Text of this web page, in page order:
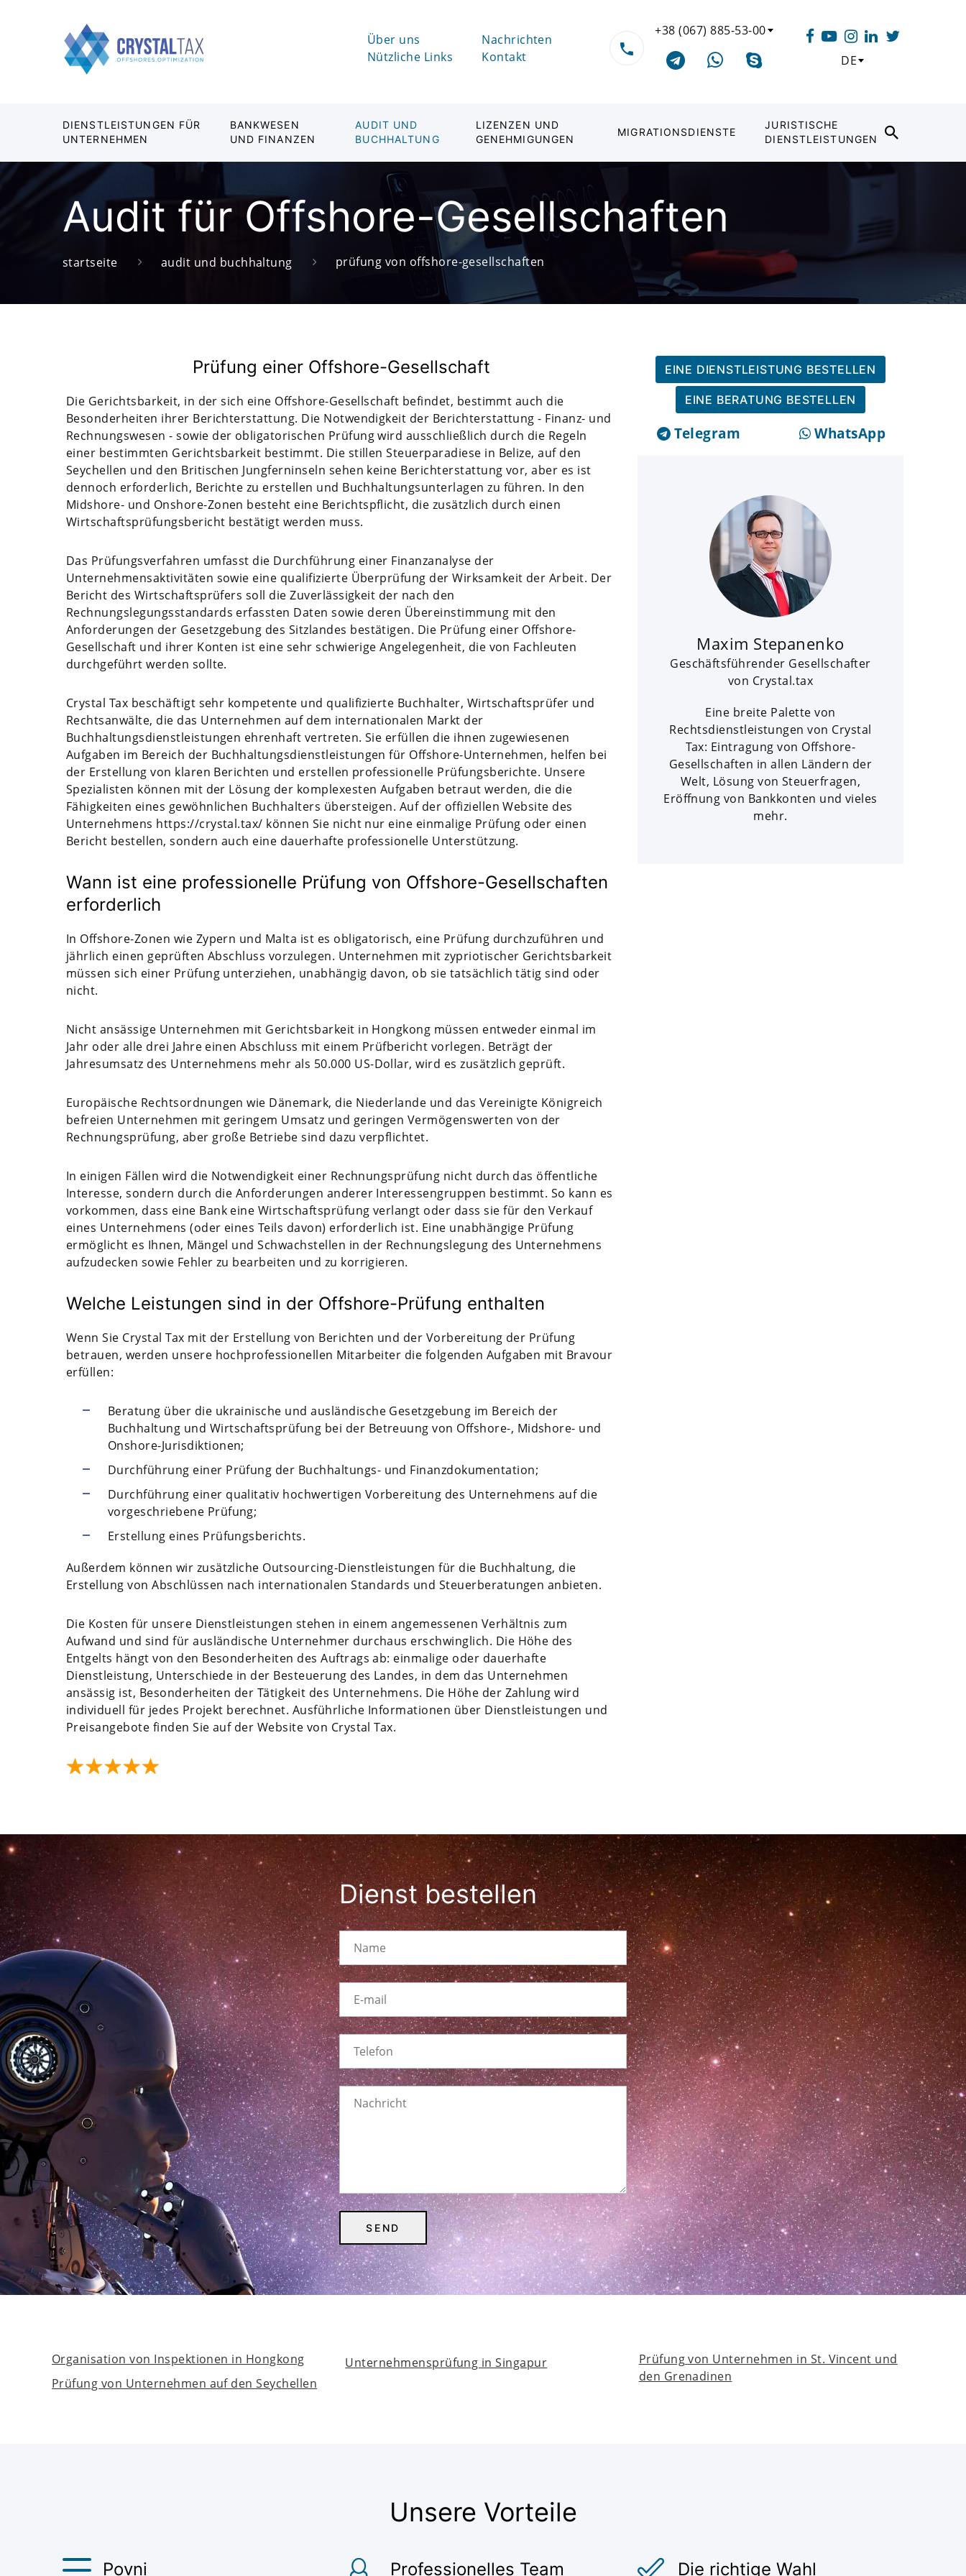
Über uns
Nützliche Links
Nachrichten
Kontakt
+38 (067) 885-53-00
DE
DIENSTLEISTUNGEN FÜR
UNTERNEHMEN
BANKWESEN
UND FINANZEN
AUDIT UND
BUCHHALTUNG
LIZENZEN UND
GENEHMIGUNGEN
MIGRATIONSDIENSTE
JURISTISCHE
DIENSTLEISTUNGEN
Audit für Offshore-Gesellschaften
startseite audit und buchhaltung prüfung von offshore-gesellschaften
Prüfung einer Offshore-Gesellschaft
Die Gerichtsbarkeit, in der sich eine Offshore-Gesellschaft befindet, bestimmt auch die
Besonderheiten ihrer Berichterstattung. Die Notwendigkeit der Berichterstattung - Finanz- und
Rechnungswesen - sowie der obligatorischen Prüfung wird ausschließlich durch die Regeln
einer bestimmten Gerichtsbarkeit bestimmt. Die stillen Steuerparadiese in Belize, auf den
Seychellen und den Britischen Jungferninseln sehen keine Berichterstattung vor, aber es ist
dennoch erforderlich, Berichte zu erstellen und Buchhaltungsunterlagen zu führen. In den
Midshore- und Onshore-Zonen besteht eine Berichtspflicht, die zusätzlich durch einen
Wirtschaftsprüfungsbericht bestätigt werden muss.
Das Prüfungsverfahren umfasst die Durchführung einer Finanzanalyse der
Unternehmensaktivitäten sowie eine qualifizierte Überprüfung der Wirksamkeit der Arbeit. Der
Bericht des Wirtschaftsprüfers soll die Zuverlässigkeit der nach den
Rechnungslegungsstandards erfassten Daten sowie deren Übereinstimmung mit den
Anforderungen der Gesetzgebung des Sitzlandes bestätigen. Die Prüfung einer Offshore-
Gesellschaft und ihrer Konten ist eine sehr schwierige Angelegenheit, die von Fachleuten
durchgeführt werden sollte.
Crystal Tax beschäftigt sehr kompetente und qualifizierte Buchhalter, Wirtschaftsprüfer und
Rechtsanwälte, die das Unternehmen auf dem internationalen Markt der
Buchhaltungsdienstleistungen ehrenhaft vertreten. Sie erfüllen die ihnen zugewiesenen
Aufgaben im Bereich der Buchhaltungsdienstleistungen für Offshore-Unternehmen, helfen bei
der Erstellung von klaren Berichten und erstellen professionelle Prüfungsberichte. Unsere
Spezialisten können mit der Lösung der komplexesten Aufgaben betraut werden, die die
Fähigkeiten eines gewöhnlichen Buchhalters übersteigen. Auf der offiziellen Website des
Unternehmens https://crystal.tax/ können Sie nicht nur eine einmalige Prüfung oder einen
Bericht bestellen, sondern auch eine dauerhafte professionelle Unterstützung.
Wann ist eine professionelle Prüfung von Offshore-Gesellschaften
erforderlich
In Offshore-Zonen wie Zypern und Malta ist es obligatorisch, eine Prüfung durchzuführen und
jährlich einen geprüften Abschluss vorzulegen. Unternehmen mit zypriotischer Gerichtsbarkeit
müssen sich einer Prüfung unterziehen, unabhängig davon, ob sie tatsächlich tätig sind oder
nicht.
Nicht ansässige Unternehmen mit Gerichtsbarkeit in Hongkong müssen entweder einmal im
Jahr oder alle drei Jahre einen Abschluss mit einem Prüfbericht vorlegen. Beträgt der
Jahresumsatz des Unternehmens mehr als 50.000 US-Dollar, wird es zusätzlich geprüft.
Europäische Rechtsordnungen wie Dänemark, die Niederlande und das Vereinigte Königreich
befreien Unternehmen mit geringem Umsatz und geringen Vermögenswerten von der
Rechnungsprüfung, aber große Betriebe sind dazu verpflichtet.
In einigen Fällen wird die Notwendigkeit einer Rechnungsprüfung nicht durch das öffentliche
Interesse, sondern durch die Anforderungen anderer Interessengruppen bestimmt. So kann es
vorkommen, dass eine Bank eine Wirtschaftsprüfung verlangt oder dass sie für den Verkauf
eines Unternehmens (oder eines Teils davon) erforderlich ist. Eine unabhängige Prüfung
ermöglicht es Ihnen, Mängel und Schwachstellen in der Rechnungslegung des Unternehmens
aufzudecken sowie Fehler zu bearbeiten und zu korrigieren.
Welche Leistungen sind in der Offshore-Prüfung enthalten
Wenn Sie Crystal Tax mit der Erstellung von Berichten und der Vorbereitung der Prüfung
betrauen, werden unsere hochprofessionellen Mitarbeiter die folgenden Aufgaben mit Bravour
erfüllen:
Beratung über die ukrainische und ausländische Gesetzgebung im Bereich der
Buchhaltung und Wirtschaftsprüfung bei der Betreuung von Offshore-, Midshore- und
Onshore-Jurisdiktionen;
Durchführung einer Prüfung der Buchhaltungs- und Finanzdokumentation;
Durchführung einer qualitativ hochwertigen Vorbereitung des Unternehmens auf die
vorgeschriebene Prüfung;
Erstellung eines Prüfungsberichts.
Außerdem können wir zusätzliche Outsourcing-Dienstleistungen für die Buchhaltung, die
Erstellung von Abschlüssen nach internationalen Standards und Steuerberatungen anbieten.
Die Kosten für unsere Dienstleistungen stehen in einem angemessenen Verhältnis zum
Aufwand und sind für ausländische Unternehmer durchaus erschwinglich. Die Höhe des
Entgelts hängt von den Besonderheiten des Auftrags ab: einmalige oder dauerhafte
Dienstleistung, Unterschiede in der Besteuerung des Landes, in dem das Unternehmen
ansässig ist, Besonderheiten der Tätigkeit des Unternehmens. Die Höhe der Zahlung wird
individuell für jedes Projekt berechnet. Ausführliche Informationen über Dienstleistungen und
Preisangebote finden Sie auf der Website von Crystal Tax.
EINE DIENSTLEISTUNG BESTELLEN
EINE BERATUNG BESTELLEN
Telegram WhatsApp
Maxim Stepanenko
Geschäftsführender Gesellschafter
von Crystal.tax
Eine breite Palette von
Rechtsdienstleistungen von Crystal
Tax: Eintragung von Offshore-
Gesellschaften in allen Ländern der
Welt, Lösung von Steuerfragen,
Eröffnung von Bankkonten und vieles
mehr.
Dienst bestellen
Organisation von Inspektionen in Hongkong
Prüfung von Unternehmen auf den Seychellen
Unternehmensprüfung in Singapur
Prüfung von Unternehmen in St. Vincent und
den Grenadinen
Unsere Vorteile
Povni Professionelles Team Die richtige Wahl